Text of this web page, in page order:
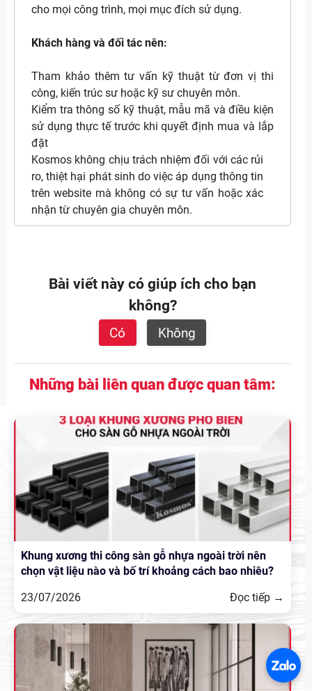
cho mọi công trình, mọi mục đích sử dụng.
Khách hàng và đối tác nên:
Tham khảo thêm tư vấn kỹ thuật từ đơn vị thi
công, kiến trúc sư hoặc kỹ sư chuyên môn.
Kiểm tra thông số kỹ thuật, mẫu mã và điều kiện
sử dụng thực tế trước khi quyết định mua và lắp
đặt
Kosmos không chịu trách nhiệm đối với các rủi
ro, thiệt hại phát sinh do việc áp dụng thông tin
trên website mà không có sự tư vấn hoặc xác
nhận từ chuyên gia chuyên môn.
Bài viết này có giúp ích cho bạn
không?
Có Không
Những bài liên quan được quan tâm:
Khung xương thi công sàn gỗ nhựa ngoài trời nên
chọn vật liệu nào và bố trí khoảng cách bao nhiêu?
23/07/2026
Đọc tiếp →